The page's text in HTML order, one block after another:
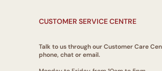
CUSTOMER SERVICE CENTRE
Talk to us through our Customer Care
phone, chat or email.